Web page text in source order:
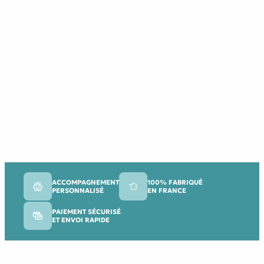
ACCOMPAGNEMENT
PERSONNALISÉ
100% FABRIQUÉ
EN FRANCE
PAIEMENT SÉCURISÉ
ET ENVOI RAPIDE